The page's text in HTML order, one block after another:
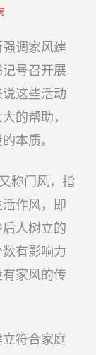
调家风建
号召开展
说这些活动
的帮助，
本质。
称门风，指
作风，即
人树立的
有影响力
家风的传
符合家庭